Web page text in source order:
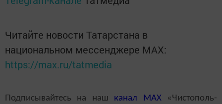
Читайте новости Татарстана в
национальном мессенджере MАХ:
https://max.ru/tatmedia
Подписывайтесь на наш канал MAX«Чистополь-